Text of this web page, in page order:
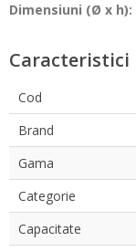
Dimensiuni (Ø x h):
Caracteristici
Cod
Brand
Gama
Categorie
Capacitate